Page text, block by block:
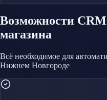
Возможности CRM
магазина
Всё необходимое для
Нижнем Новгороде